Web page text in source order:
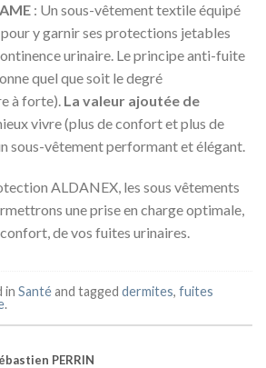
: Un sous-vêtement textile équipé
pour y garnir ses protections jetables
urinaire. Le principe anti-fuite
quel que soit le degré
à forte). La valeur ajoutée de
vivre (plus de confort et plus de
sous-vêtement performant et élégant.
ALDANEX, les sous vêtements
une prise en charge optimale,
de vos fuites urinaires.
in Santéand tagged dermites, fuites
.
PERRIN